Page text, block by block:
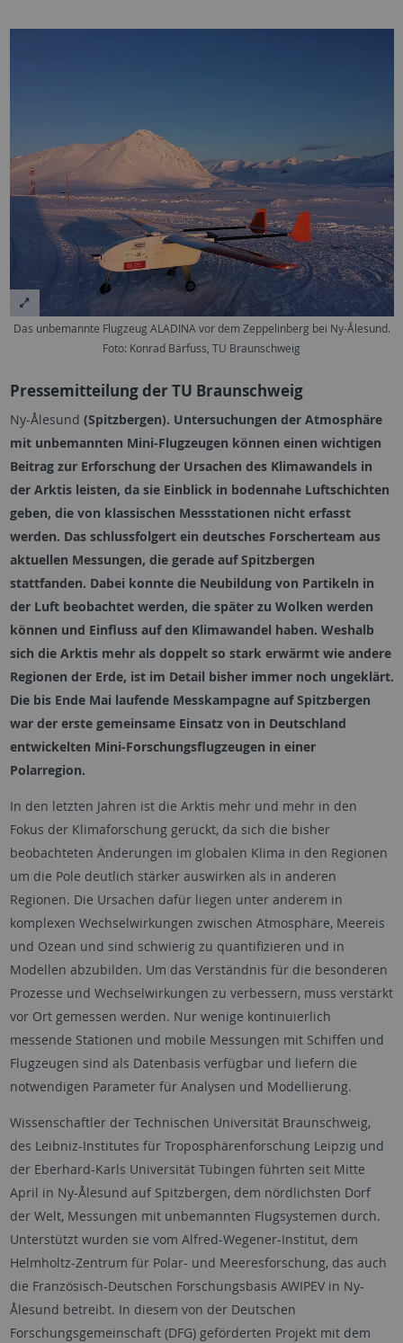
Das unbemannte Flugzeug ALADINA vor dem Zeppelinberg bei Ny-Ålesund.
Foto: Konrad Bärfuss, TU Braunschweig
Pressemitteilung der TU Braunschweig
Ny-Ålesund (Spitzbergen). Untersuchungen der Atmosphäre
mit unbemannten Mini-Flugzeugen können einen wichtigen
Beitrag zur Erforschung der Ursachen des Klimawandels in
der Arktis leisten, da sie Einblick in bodennahe Luftschichten
geben, die von klassischen Messstationen nicht erfasst
werden. Das schlussfolgert ein deutsches Forscherteam aus
aktuellen Messungen, die gerade auf Spitzbergen
stattfanden. Dabei konnte die Neubildung von Partikeln in
der Luft beobachtet werden, die später zu Wolken werden
können und Einfluss auf den Klimawandel haben. Weshalb
sich die Arktis mehr als doppelt so stark erwärmt wie andere
Regionen der Erde, ist im Detail bisher immer noch ungeklärt.
Die bis Ende Mai laufende Messkampagne auf Spitzbergen
war der erste gemeinsame Einsatz von in Deutschland
entwickelten Mini-Forschungsflugzeugen in einer
Polarregion.
In den letzten Jahren ist die Arktis mehr und mehr in den
Fokus der Klimaforschung gerückt, da sich die bisher
beobachteten Änderungen im globalen Klima in den Regionen
um die Pole deutlich stärker auswirken als in anderen
Regionen. Die Ursachen dafür liegen unter anderem in
komplexen Wechselwirkungen zwischen Atmosphäre, Meereis
und Ozean und sind schwierig zu quantifizieren und in
Modellen abzubilden. Um das Verständnis für die besonderen
Prozesse und Wechselwirkungen zu verbessern, muss verstärkt
vor Ort gemessen werden. Nur wenige kontinuierlich
messende Stationen und mobile Messungen mit Schiffen und
Flugzeugen sind als Datenbasis verfügbar und liefern die
notwendigen Parameter für Analysen und Modellierung.
Wissenschaftler der Technischen Universität Braunschweig,
des Leibniz-Institutes für Troposphärenforschung Leipzig und
der Eberhard-Karls Universität Tübingen führten seit Mitte
April in Ny-Ålesund auf Spitzbergen, dem nördlichsten Dorf
der Welt, Messungen mit unbemannten Flugsystemen durch.
Unterstützt wurden sie vom Alfred-Wegener-Institut, dem
Helmholtz-Zentrum für Polar- und Meeresforschung, das auch
die Französisch-Deutschen Forschungsbasis AWIPEV in Ny-
Ålesund betreibt. In diesem von der Deutschen
Forschungsgemeinschaft (DFG) geförderten Projekt mit dem